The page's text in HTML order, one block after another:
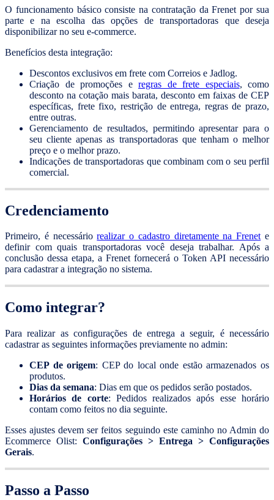
O funcionamento básico consiste na contratação da Frenet por sua
parte e na escolha das opções de transportadoras que deseja
disponibilizar no seu e-commerce.
Benefícios desta integração:
Descontos exclusivos em frete com Correios e Jadlog.
Criação de promoções e regras de frete especiais, como
desconto na cotação mais barata, desconto em faixas de CEP
específicas, frete fixo, restrição de entrega, regras de prazo,
entre outras.
Gerenciamento de resultados, permitindo apresentar para o
seu cliente apenas as transportadoras que tenham o melhor
preço e o melhor prazo.
Indicações de transportadoras que combinam com o seu perfil
comercial.
Credenciamento
Primeiro, é necessáriorealizar o cadastro diretamente na Frenete
definir com quais transportadoras você deseja trabalhar. Após a
conclusão dessa etapa, a Frenet fornecerá o Token API necessário
para cadastrar a integração no sistema.
Como integrar?
Para realizar as configurações de entrega a seguir, é necessário
cadastrar as seguintes informações previamente no admin:
CEP de origem: CEP do local onde estão armazenados os
produtos.
Dias da semana: Dias em que os pedidos serão postados.
Horários de corte: Pedidos realizados após esse horário
contam como feitos no dia seguinte.
Esses ajustes devem ser feitos seguindo este caminho no Admin do
Ecommerce Olist: Configurações > Entrega > Configurações
Gerais.
Passo a Passo